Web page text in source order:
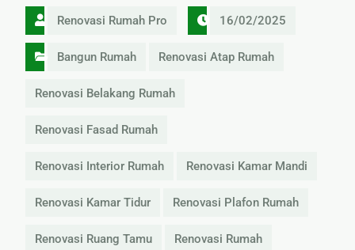
Renovasi Rumah Pro 16/02/2025
Bangun Rumah Renovasi Atap Rumah
Renovasi Belakang Rumah
Renovasi Fasad Rumah
Renovasi Interior Rumah Renovasi Kamar Mandi
Renovasi Kamar Tidur Renovasi Plafon Rumah
Renovasi Ruang Tamu Renovasi Rumah